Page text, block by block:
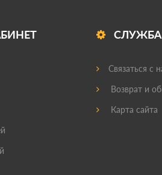
Связаться с
Возврат и
Карта сайта